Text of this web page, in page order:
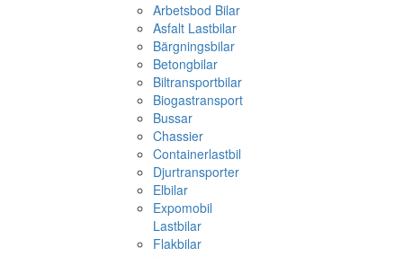
Arbetsbod Bilar
Asfalt Lastbilar
Bärgningsbilar
Betongbilar
Biltransportbilar
Biogastransport
Bussar
Chassier
Containerlastbil
Djurtransporter
Elbilar
Expomobil
Lastbilar
Flakbilar